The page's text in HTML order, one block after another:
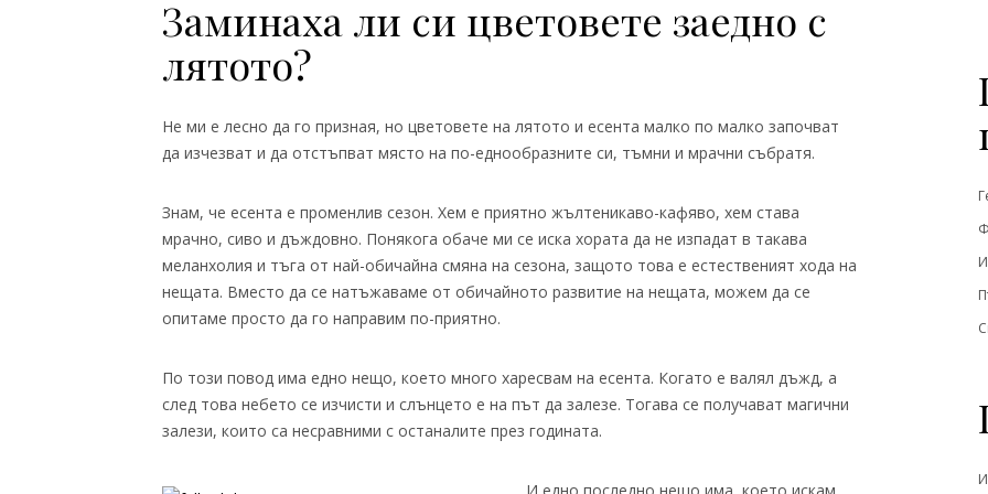
Заминаха ли си цветовете заедно с
лятото?
Не ми е лесно да го призная, но цветовете на лятото и есента малко по малко започват
да изчезват и да отстъпват място на по-еднообразните си, тъмни и мрачни събратя.
Знам, че есента е променлив сезон. Хем е приятно жълтеникаво-кафяво, хем става
мрачно, сиво и дъждовно. Понякога обаче ми се иска хората да не изпадат в такава
меланхолия и тъга от най-обичайна смяна на сезона, защото това е естественият хода на
нещата. Вместо да се натъжаваме от обичайното развитие на нещата, можем да се
опитаме просто да го направим по-приятно.
По този повод има едно нещо, което много харесвам на есента. Когато е валял дъжд, а
след това небето се изчисти и слънцето е на път да залезе. Тогава се получават магични
залези, които са несравними с останалите през годината.